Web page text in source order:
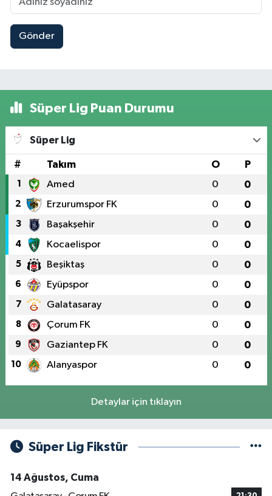
Gönder
Süper Lig Puan Durumu
Süper Lig
# Takım O P
1 Amed 0 0
2 Erzurumspor FK 0 0
3 Başakşehir 0 0
4 Kocaelispor 0 0
5 Beşiktaş 0 0
6 Eyüpspor 0 0
7 Galatasaray 0 0
8 Çorum FK 0 0
9 Gaziantep FK 0 0
10 Alanyaspor 0 0
Detaylar için tıklayın
Süper Lig Fikstür
14 Ağustos, Cuma